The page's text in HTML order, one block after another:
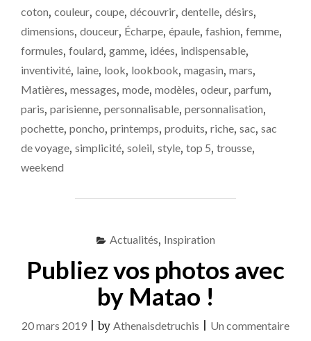
POUR
L’ARRIVÉE
DES
JOURS"
coton, couleur, coupe, découvrir, dentelle, désirs,
dimensions, douceur, Écharpe, épaule, fashion, femme,
formules, foulard, gamme, idées, indispensable,
inventivité, laine, look, lookbook, magasin, mars,
Matières, messages, mode, modèles, odeur, parfum,
paris, parisienne, personnalisable, personnalisation,
pochette, poncho, printemps, produits, riche, sac, sac
de voyage, simplicité, soleil, style, top 5, trousse,
weekend
Actualités, Inspiration
Publiez vos photos avec
by Matao !
20 mars 2019 |by Athenaisdetruchis Un commentairesur